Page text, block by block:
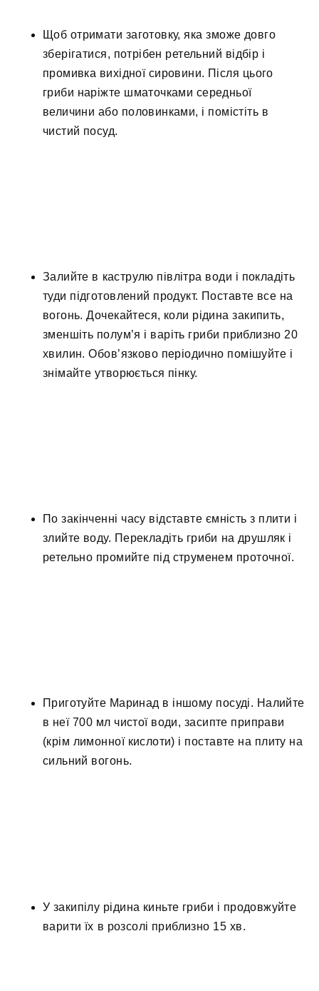
Щоб отримати заготовку, яка зможе довго
зберігатися, потрібен ретельний відбір і
промивка вихідної сировини. Після цього
гриби наріжте шматочками середньої
величини або половинками, і помістіть в
чистий посуд.
Залийте в каструлю півлітра води і покладіть
туди підготовлений продукт. Поставте все на
вогонь. Дочекайтеся, коли рідина закипить,
зменшіть полум’я і варіть гриби приблизно 20
хвилин. Обов’язково періодично помішуйте і
знімайте утворюється пінку.
По закінченні часу відставте ємність з плити і
злийте воду. Перекладіть гриби на друшляк і
ретельно промийте під струменем проточної.
Приготуйте Маринад в іншому посуді. Налийте
в неї 700 мл чистої води, засипте приправи
(крім лимонної кислоти) і поставте на плиту на
сильний вогонь.
У закипілу рідина киньте гриби і продовжуйте
варити їх в розсолі приблизно 15 хв.